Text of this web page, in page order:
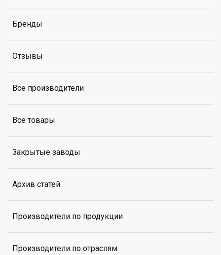
Бренды
Отзывы
Все производители
Все товары
Закрытые заводы
Архив статей
Производители по продукции
Производители по отраслям